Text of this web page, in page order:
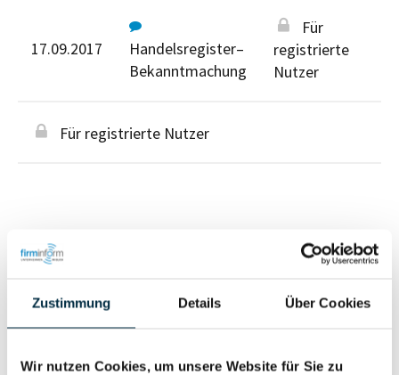
Zustimmung Details Über Cookies
Wir nutzen Cookies, um unsere Website für Sie zu
17.09.2017
Handelsregister–
Bekanntmachung
Für
registrierte
Nutzer
Für registrierte Nutzer
Nutzer